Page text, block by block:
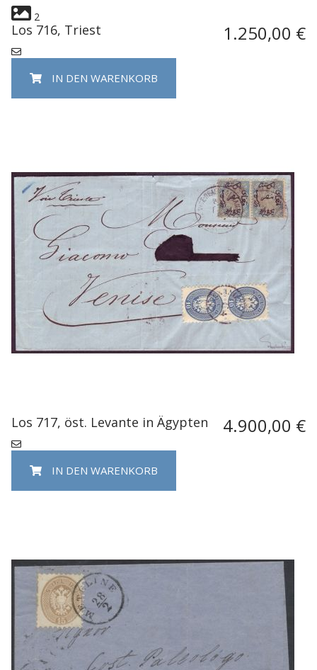
2
Los 716, Triest 1.250,00 €
IN DEN WARENKORB
Los 717, öst. Levante in Ägypten 4.900,00 €
IN DEN WARENKORB